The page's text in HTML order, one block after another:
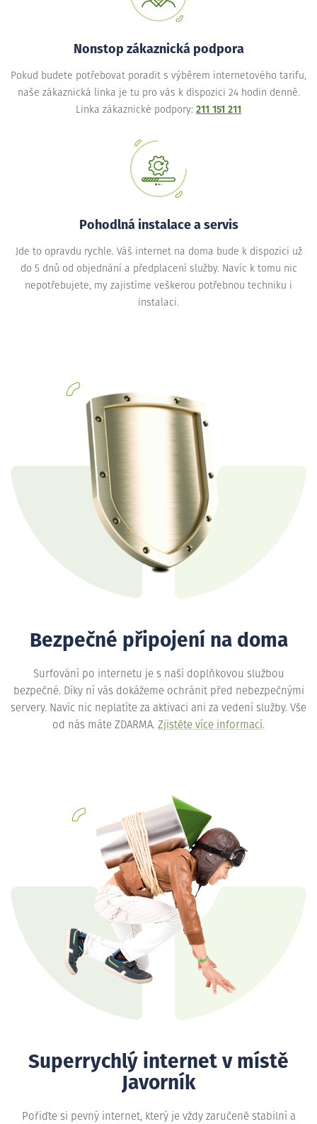
Nonstop zákaznická podpora
Pokud budete potřebovat poradit s výběrem internetového tarifu,
naše zákaznická linka je tu pro vás k dispozici 24 hodin denně.
Linka zákaznické podpory: 211 151 211
Pohodlná instalace a servis
Jde to opravdu rychle. Váš internet na doma bude k dispozici už
do 5 dnů od objednání a předplacení služby. Navíc k tomu nic
nepotřebujete, my zajistíme veškerou potřebnou techniku i
instalaci.
Bezpečné připojení na doma
Surfování po internetu je s naší doplňkovou službou
bezpečné. Díky ní vás dokážeme ochránit před nebezpečnými
servery. Navíc nic neplatíte za aktivaci ani za vedení služby. Vše
od nás máte ZDARMA. Zjistěte více informací.
Superrychlý internet v místě
Javorník
Pořiďte si pevný internet, který je vždy zaručeně stabilní a